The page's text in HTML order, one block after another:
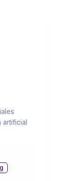
artificial